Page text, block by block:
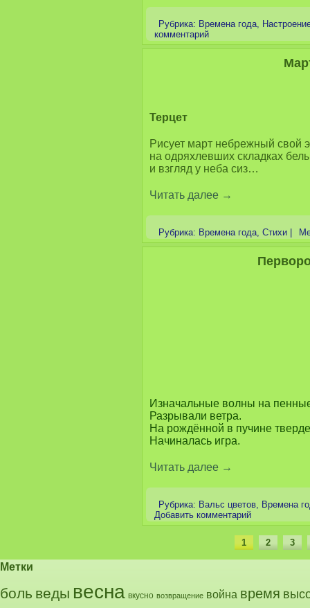
Рубрика: Времена года,
комментарий
Терцет
Рисует март небрежный свой
на одряхлевших складках
и взгляд у неба сиз…
Читать далее →
Рубрика: Времена года Стихи |
Изначальные волны на
Разрывали ветра.
На рождённой в пучине
Начиналась игра.
Читать далее →
Рубрика: Вальс цветов Времена
Добавить комментарий
1 2 3
Метки
боль веды весна вкусно возвращение война время